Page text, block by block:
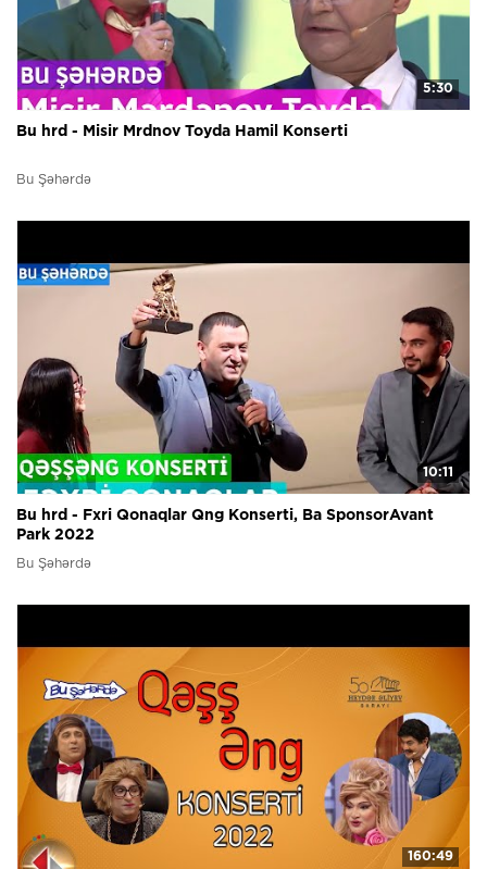
5:30
Bu hrd - Misir Mrdnov Toyda Hamil Konserti
Bu Şəhərdə
10:11
Bu hrd - Fxri Qonaqlar Qng Konserti, Ba SponsorAvant
Park 2022
Bu Şəhərdə
160:49